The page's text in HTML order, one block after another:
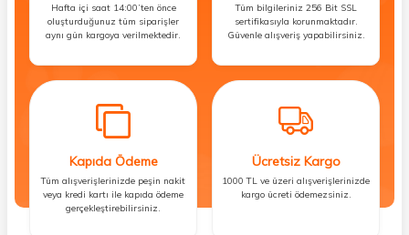
Hafta içi saat 14:00’ten önce
oluşturduğunuz tüm siparişler
aynı gün kargoya verilmektedir.
Tüm bilgileriniz 256 Bit SSL
sertifikasıyla korunmaktadır.
Güvenle alışveriş yapabilirsiniz.
Kapıda Ödeme
Tüm alışverişlerinizde peşin nakit
veya kredi kartı ile kapıda ödeme
gerçekleştirebilirsiniz.
Ücretsiz Kargo
1000 TL ve üzeri alışverişlerinizde
kargo ücreti ödemezsiniz.